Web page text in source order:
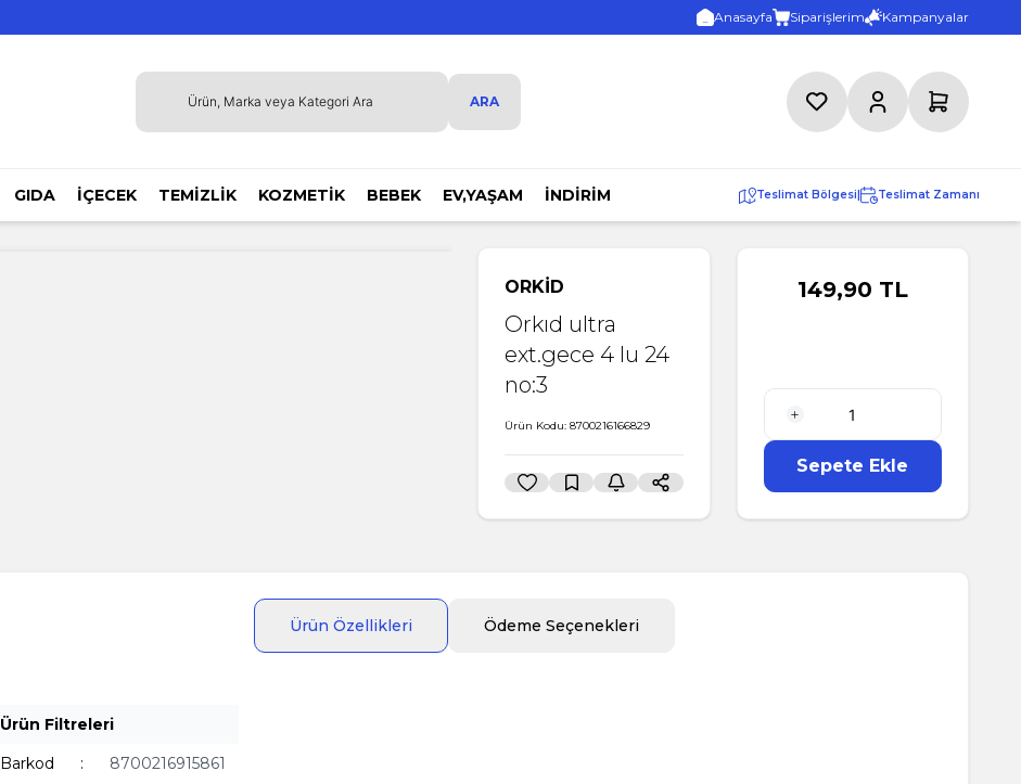
Anasayfa Siparişlerim Kampanyalar
ARA FavorilerimHesabım Sepetim
GIDA İÇECEK TEMİZLİK KOZMETİK BEBEK EV,YAŞAM İNDİRİM Teslimat Bölgesi| Teslimat Zamanı
ORKİD
Orkıd ultra
ext.gece 4 lu 24
no:3
Ürün Kodu: 8700216166829
149,90 TL
1 Adet
Sepete Ekle
Ürün Özellikleri Ödeme Seçenekleri
Ürün Filtreleri
Barkod
: 8700216915861